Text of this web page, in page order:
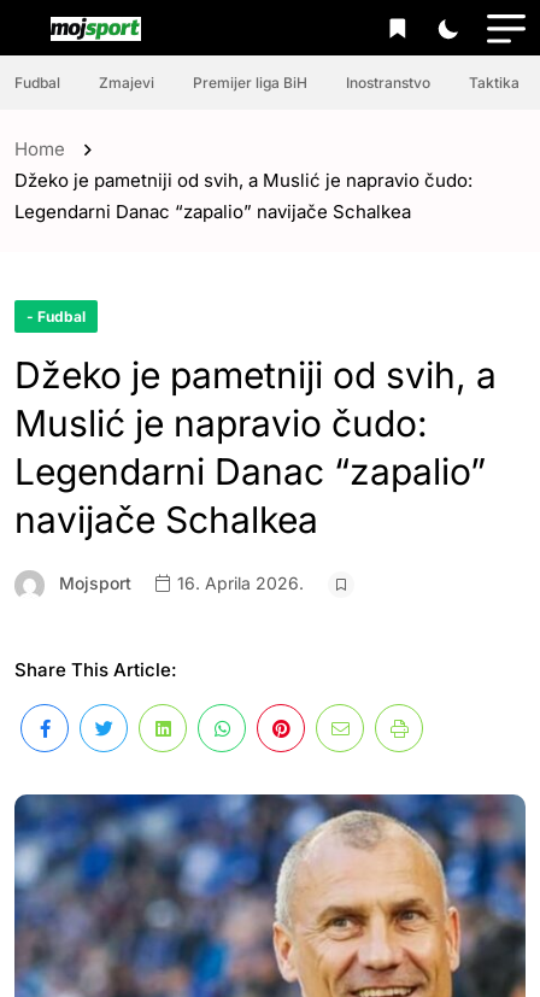
Fudbal Zmajevi Premijer liga BiH Inostranstvo Taktika
Home
Džeko je pametniji od svih, a Muslić je napravio čudo:
Legendarni Danac “zapalio” navijače Schalkea
- Fudbal
Džeko je pametniji od svih, a
Muslić je napravio čudo:
Legendarni Danac “zapalio”
navijače Schalkea
Mojsport 16. Aprila 2026.
Share This Article: